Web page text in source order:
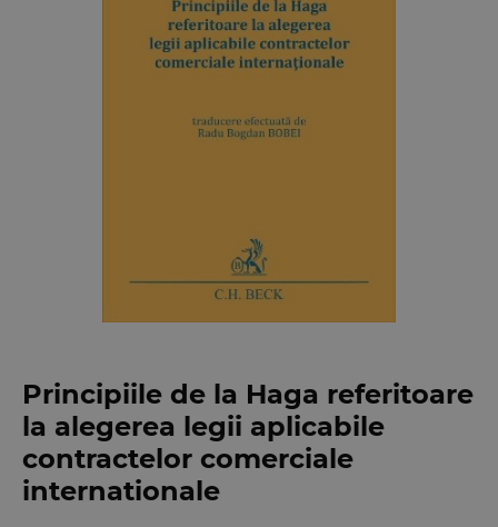
Principiile de la Haga referitoare
la alegerea legii aplicabile
contractelor comerciale
internationale